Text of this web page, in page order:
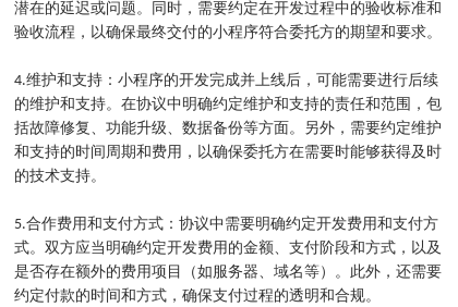
潜在的延迟或问题。同时，需要约定在开发过程中的验收标准和
验收流程，以确保最终交付的小程序符合委托方的期望和要求。
4.维护和支持：小程序的开发完成并上线后，可能需要进行后续
的维护和支持。在协议中明确约定维护和支持的责任和范围，包
括故障修复、功能升级、数据备份等方面。另外，需要约定维护
和支持的时间周期和费用，以确保委托方在需要时能够获得及时
的技术支持。
5.合作费用和支付方式：协议中需要明确约定开发费用和支付方
式。双方应当明确约定开发费用的金额、支付阶段和方式，以及
是否存在额外的费用项目（如服务器、域名等）。此外，还需要
约定付款的时间和方式，确保支付过程的透明和合规。